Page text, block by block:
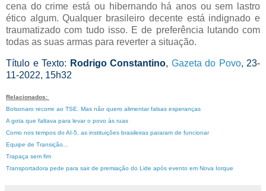
cena do crime está ou hibernando há anos ou sem lastro
ético algum. Qualquer brasileiro decente está indignado e
traumatizado com tudo isso. E de preferência lutando com
todas as suas armas para reverter a situação.
Título e Texto: Rodrigo Constantino, Gazeta do Povo, 23-
11-2022, 15h32
Relacionados:
Bolsonaro recorre ao TSE. Mas não quero alimentar falsas esperanças
A gota que faltava para levar o povo às ruas
Como nos tempos do AI-5, as instituições brasileiras pararam de funcionar
Equipe de Transição...
Trapaça sem fim
Transportadora pede para sair de premiação do Lide após evento em Nova Iorque